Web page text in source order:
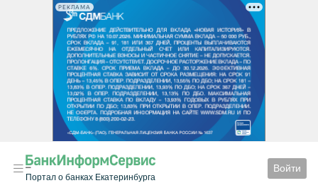
РЕКЛАМА
Портал о банках Екатеринбурга
Войти